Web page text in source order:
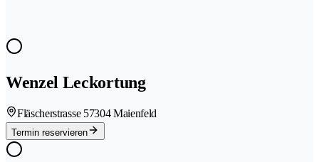
Wenzel Leckortung
Fläscherstrasse 57304 Maienfeld
Termin reservieren